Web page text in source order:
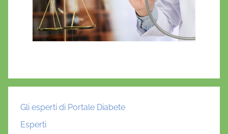
Gli esperti di Portale Diabete
Esperti